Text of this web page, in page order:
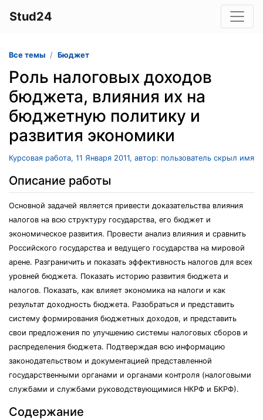
Stud24
Все темы Бюджет
Роль налоговых доходов
бюджета, влияния их на
бюджетную политику и
развития экономики
Курсовая работа, 11 Января 2011, автор: пользователь скрыл имя
Описание работы
Основной задачей является привести доказательства влияния
налогов на всю структуру государства, его бюджет и
экономическое развития. Провести анализ влияния и сравнить
Российского государства и ведущего государства на мировой
арене. Разграничить и показать эффективность налогов для всех
уровней бюджета. Показать историю развития бюджета и
налогов. Показать, как влияет экономика на налоги и как
результат доходность бюджета. Разобраться и представить
систему формирования бюджетных доходов, и представить
свои предложения по улучшению системы налоговых сборов и
распределения бюджета. Подтверждая всю информацию
законодательством и документацией представленной
государственными органами и органами контроля (налоговыми
службами и службами руководствующимися НКРФ и БКРФ).
Содержание